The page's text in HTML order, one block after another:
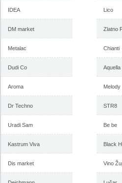
Katalog Emmezeta akcija, 16-
IDEA
DM market
Metalac
Dudi Co
Aroma
Dr Techno
Uradi Sam
Kastrum Viva
Dis market
Lico
Zlatno
Chianti
Aquella
Melody
STR8
Be be
Black
Vino